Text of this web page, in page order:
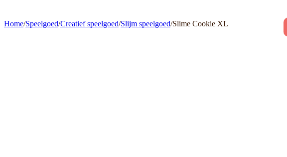
Home/Speelgoed/Creatief speelgoed/Slijm speelgoed/Slime Cookie XL